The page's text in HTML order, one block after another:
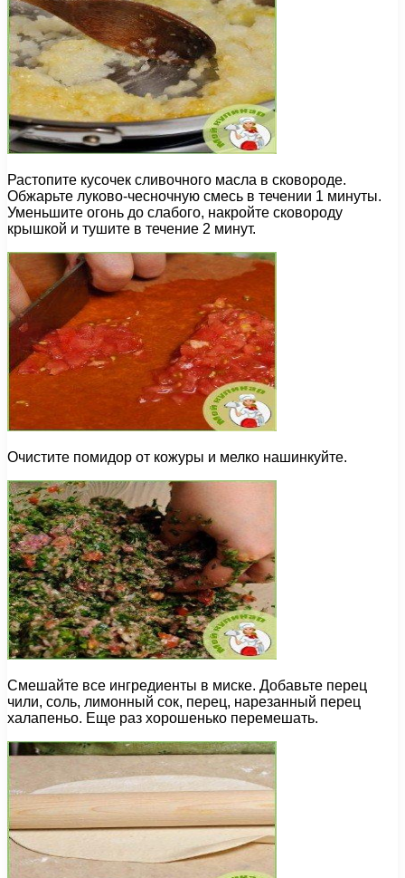
Растопите кусочек сливочного масла в сковороде.
Обжарьте луково-чесночную смесь в течении 1 минуты.
Уменьшите огонь до слабого, накройте сковороду
крышкой и тушите в течение 2 минут.
Очистите помидор от кожуры и мелко нашинкуйте.
Смешайте все ингредиенты в миске. Добавьте перец
чили, соль, лимонный сок, перец, нарезанный перец
халапеньо. Еще раз хорошенько перемешать.